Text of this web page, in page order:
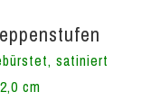
satiniert
cm